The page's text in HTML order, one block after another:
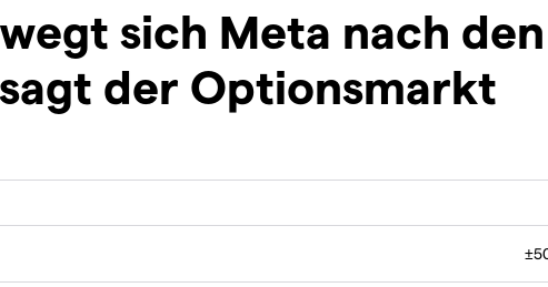
sich Meta nach den
der Optionsmarkt